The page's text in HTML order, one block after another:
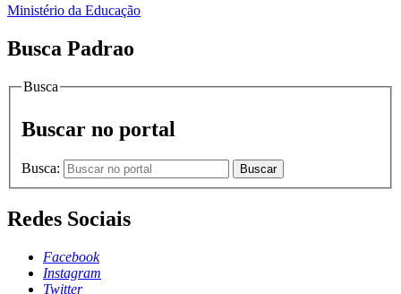
Ministério da Educação
Busca Padrao
Busca
Buscar no portal
Busca: Buscar
Redes Sociais
Facebook
Instagram
Twitter